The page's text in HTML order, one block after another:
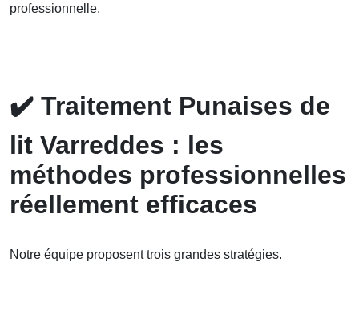
professionnelle.
✔️ Traitement Punaises de
lit Varreddes : les
méthodes professionnelles
réellement efficaces
Notre équipe proposent trois grandes stratégies.